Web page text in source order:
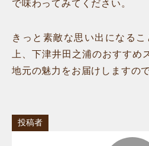
で味わってみてください。
きっと素敵な思い出になる
上、下津井田之浦のおすすめ
地元の魅力をお届けしますの
投稿者